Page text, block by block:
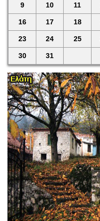
9 10 11
16 17 18
23 24 25
30 31